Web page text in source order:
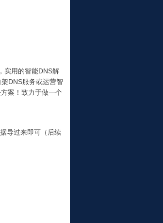
实用的智能DNS解
DNS服务或运营智
案！致力于做一个
导过来即可（后续